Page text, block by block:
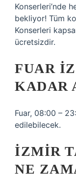
Konserleri’nde
bekliyor! Tüm
Konserleri
ücretsizdir.
FUAR
KADAR
Fuar, 08:00 –
edilebilecek.
İZMIR
NE